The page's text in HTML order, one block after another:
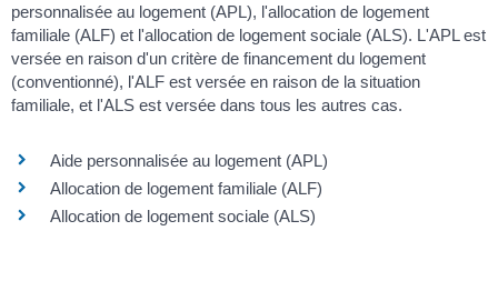
personnalisée au logement (APL), l'allocation de logement
familiale (ALF) et l'allocation de logement sociale (ALS). L'APL est
versée en raison d'un critère de financement du logement
(conventionné), l'ALF est versée en raison de la situation
familiale, et l'ALS est versée dans tous les autres cas.
Aide personnalisée au logement (APL)
Allocation de logement familiale (ALF)
Allocation de logement sociale (ALS)